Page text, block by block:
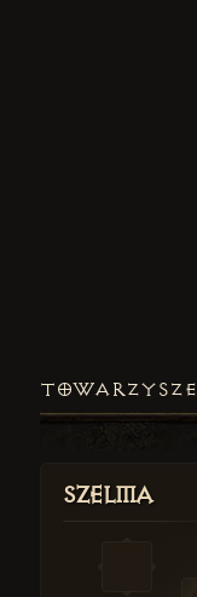
TOWARZYSZE
Szelma